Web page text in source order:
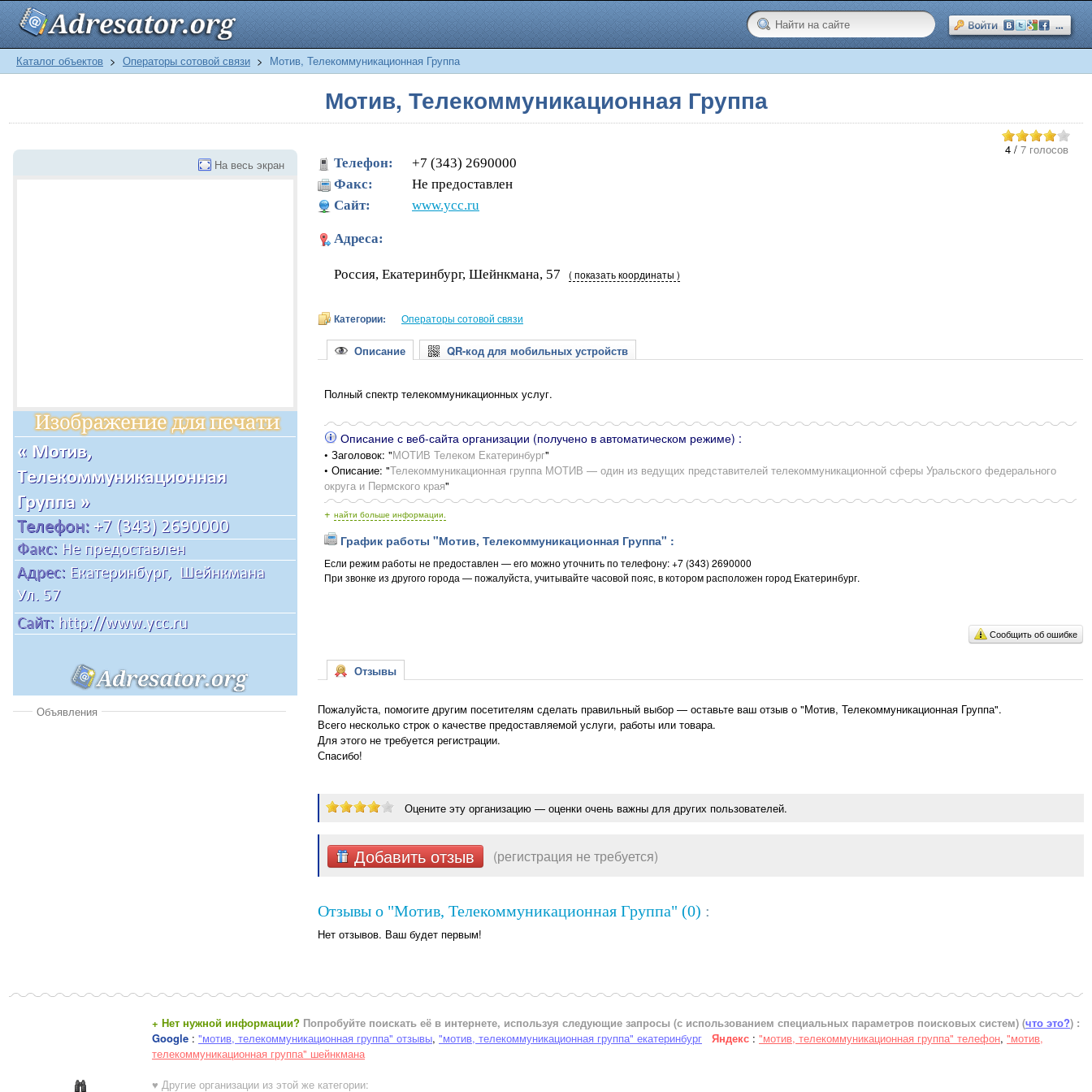
Каталог объектов > Операторы сотовой связи > Мотив, Телекоммуникационная Группа
Мотив, Телекоммуникационная Группа
4/ 7 голосов
На весь экран
Объявления
Телефон:
+7 (343) 2690000
Факс:
Не предоставлен
Сайт:
www.ycc.ru
Адреса:
Россия, Екатеринбург, Шейнкмана, 57 ( показать координаты )
Категории: Операторы сотовой связи
Описание QR-код для мобильных устройств
Полный спектр телекоммуникационных услуг.
Описание с веб-сайта организации (получено в автоматическом режиме) :
• Заголовок: "МОТИВ Телеком Екатеринбург"
• Описание: "Телекоммуникационная группа МОТИВ — один из ведущих представителей телекоммуникационной сферы Уральского федерального
округа и Пермского края"
+ найти больше информации.
График работы "Мотив, Телекоммуникационная Группа" :
Если режим работы не предоставлен — его можно уточнить по телефону: +7 (343) 2690000
При звонке из другого города — пожалуйста, учитывайте часовой пояс, в котором расположен город Екатеринбург.
Сообщить об ошибке
Отзывы
Пожалуйста, помогите другим посетителям сделать правильный выбор — оставьте ваш отзыв о "Мотив, Телекоммуникационная Группа".
Всего несколько строк о качестве предоставляемой услуги, работы или товара.
Для этого не требуется регистрации.
Спасибо!
Оцените эту организацию — оценки очень важны для других пользователей.
Добавить отзыв (регистрация не требуется)
Отзывы о "Мотив, Телекоммуникационная Группа" (0) :
Нет отзывов. Ваш будет первым!
+ Нет нужной информации? Попробуйте поискать её в интернете, используя следующие запросы (с использованием специальных параметров поисковых систем) (что это?) :
Google : "мотив, телекоммуникационная группа" отзывы, "мотив, телекоммуникационная группа" екатеринбург Яндекс : "мотив, телекоммуникационная группа" телефон, "мотив,
телекоммуникационная группа" шейнкмана
♥ Другие организации из этой же категории: